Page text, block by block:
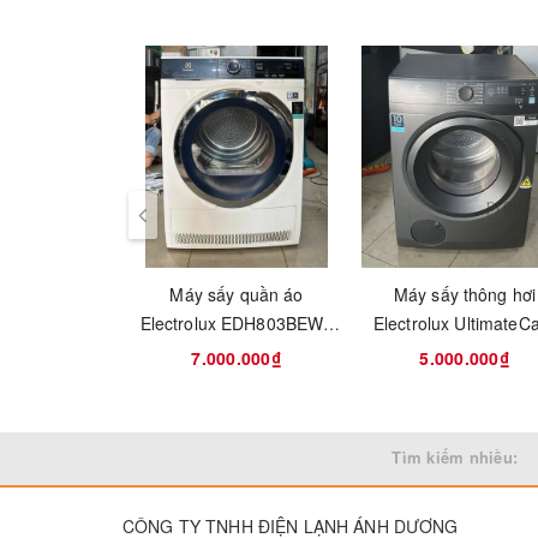
Máy sấy quần áo
Electrolux EDH803BEWA
8kg UltimateCare 800
7.000.000₫
Máy sấy thông hơi
Electrolux
8.5 kg5.000.000₫
prev
Tìm kiếm nhiều:
CÔNG TY TNHH ĐIỆN LẠNH ÁNH DƯƠNG